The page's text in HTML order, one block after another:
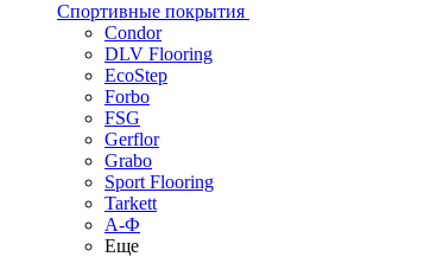
Спортивные покрытия
Condor
DLV Flooring
EcoStep
Forbo
FSG
Gerflor
Grabo
Sport Flooring
Tarkett
А-Ф
Еще